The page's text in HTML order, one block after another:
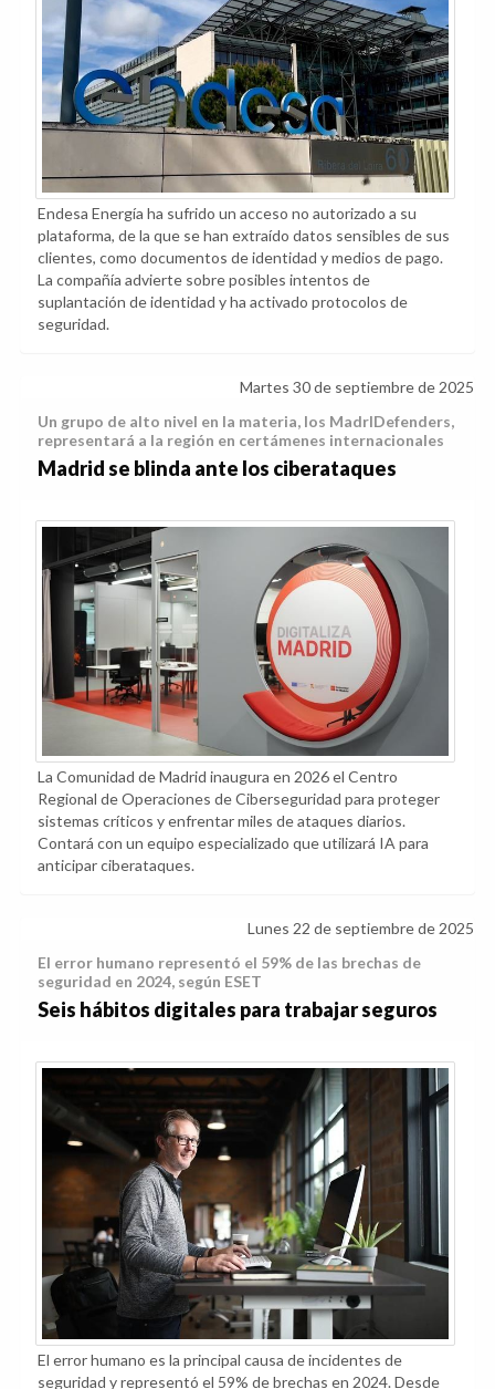
Endesa Energía ha sufrido un acceso no autorizado a su
plataforma, de la que se han extraído datos sensibles de sus
clientes, como documentos de identidad y medios de pago.
La compañía advierte sobre posibles intentos de
suplantación de identidad y ha activado protocolos de
seguridad.
Martes 30 de septiembre de 2025
Un grupo de alto nivel en la materia, los MadrIDefenders,
representará a la región en certámenes internacionales
Madrid se blinda ante los ciberataques
La Comunidad de Madrid inaugura en 2026 el Centro
Regional de Operaciones de Ciberseguridad para proteger
sistemas críticos y enfrentar miles de ataques diarios.
Contará con un equipo especializado que utilizará IA para
anticipar ciberataques.
Lunes 22 de septiembre de 2025
El error humano representó el 59% de las brechas de
seguridad en 2024, según ESET
Seis hábitos digitales para trabajar seguros
El error humano es la principal causa de incidentes de
seguridad y representó el 59% de brechas en 2024. Desde